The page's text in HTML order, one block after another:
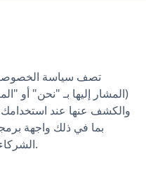
تصف سياسة
(المشار إليها بـ "نحن" أو
والكشف عنها عند استخدامك
بما في ذلك واجهة
الشركاء التابعين، ولوحة تحكم إدارة الموقع.